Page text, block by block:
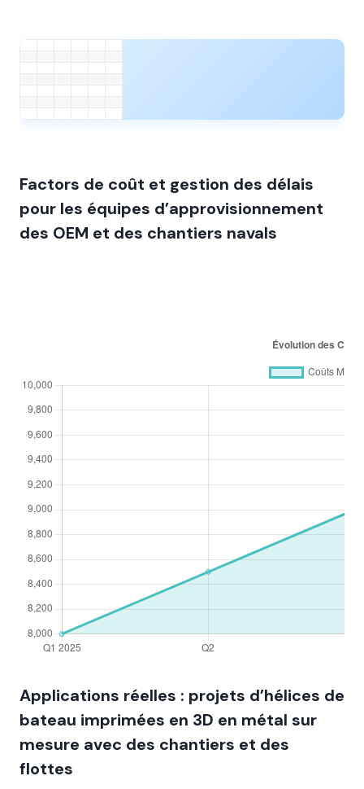
Factors de coût et gestion des délais
pour les équipes d’approvisionnement
des OEM et des chantiers navals
Applications réelles : projets d’hélices de
bateau imprimées en 3D en métal sur
mesure avec des chantiers et des
flottes